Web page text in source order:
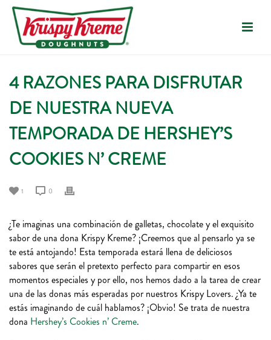
4 RAZONES PARA DISFRUTAR
DE NUESTRA NUEVA
TEMPORADA DE HERSHEY’S
COOKIES N’ CREME
1 0
¿Te imaginas una combinación de galletas, chocolate y el exquisito
sabor de una dona Krispy Kreme? ¡Creemos que al pensarlo ya se
te está antojando! Esta temporada estará llena de deliciosos
sabores que serán el pretexto perfecto para compartir en esos
momentos especiales y por ello, nos hemos dado a la tarea de crear
una de las donas más esperadas por nuestros Krispy Lovers. ¿Ya te
estás imaginando de cuál hablamos? ¡Obvio! Se trata de nuestra
dona Hershey’s Cookies n’ Creme.